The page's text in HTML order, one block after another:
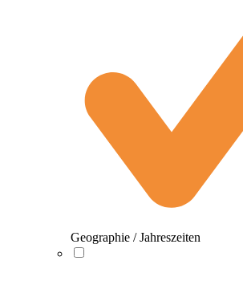
Geographie / Jahreszeiten